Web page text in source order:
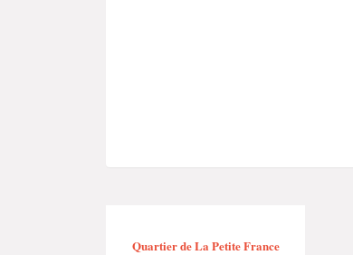
Quartier de La Petite France